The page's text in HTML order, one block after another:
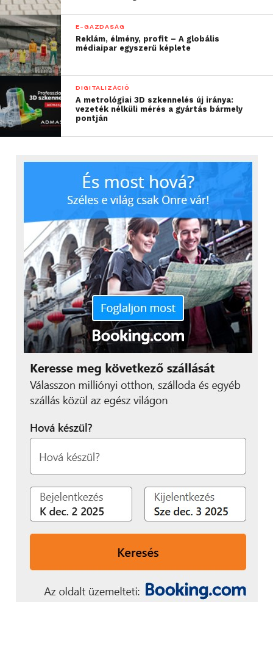
E-GAZDASÁG
Reklám, élmény, profit – A globális
médiaipar egyszerű képlete
DIGITALIZÁCIÓ
A metrológiai 3D szkennelés új iránya:
vezeték nélküli mérés a gyártás bármely
pontján